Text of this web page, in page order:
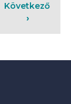
Következő